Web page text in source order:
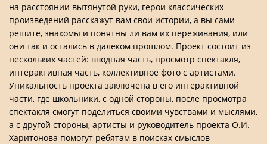
на расстоянии вытянутой руки, герои классических
произведений расскажут вам свои истории, а вы сами
решите, знакомы и понятны ли вам их переживания, или
они так и остались в далеком прошлом. Проект состоит из
нескольких частей: вводная часть, просмотр спектакля,
интерактивная часть, коллективное фото с артистами.
Уникальность проекта заключена в его интерактивной
части, где школьники, с одной стороны, после просмотра
спектакля смогут поделиться своими чувствами и мыслями,
а с другой стороны, артисты и руководитель проекта О.И.
Харитонова помогут ребятам в поисках смыслов